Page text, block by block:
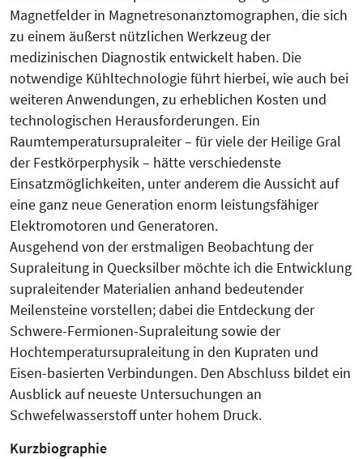
Magnetfelder in Magnetresonanztomographen, die sich
zu einem äußerst nützlichen Werkzeug der
medizinischen Diagnostik entwickelt haben. Die
notwendige Kühltechnologie führt hierbei, wie auch bei
weiteren Anwendungen, zu erheblichen Kosten und
technologischen Herausforderungen. Ein
Raumtemperatursupraleiter – für viele der Heilige Gral
der Festkörperphysik – hätte verschiedenste
Einsatzmöglichkeiten, unter anderem die Aussicht auf
eine ganz neue Generation enorm leistungsfähiger
Elektromotoren und Generatoren.
Ausgehend von der erstmaligen Beobachtung der
Supraleitung in Quecksilber möchte ich die Entwicklung
supraleitender Materialien anhand bedeutender
Meilensteine vorstellen; dabei die Entdeckung der
Schwere-Fermionen-Supraleitung sowie der
Hochtemperatursupraleitung in den Kupraten und
Eisen-basierten Verbindungen. Den Abschluss bildet ein
Ausblick auf neueste Untersuchungen an
Schwefelwasserstoff unter hohem Druck.
Kurzbiographie